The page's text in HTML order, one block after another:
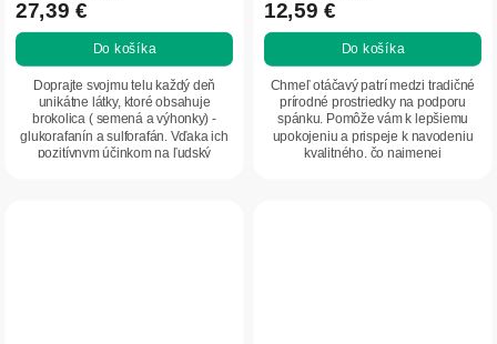
27,39 €
Do košíka
Doprajte svojmu telu každý deň
unikátne látky, ktoré obsahuje
brokolica ( semená a výhonky) -
glukorafanín a sulforafán. Vďaka ich
pozitívnym účinkom na ľudský
12,59 €
Do košíka
Chmeľ otáčavý patrí medzi tradičné
prírodné prostriedky na podporu
spánku. Pomôže vám k lepšiemu
upokojeniu a prispeje k navodeniu
kvalitného, čo najmenej